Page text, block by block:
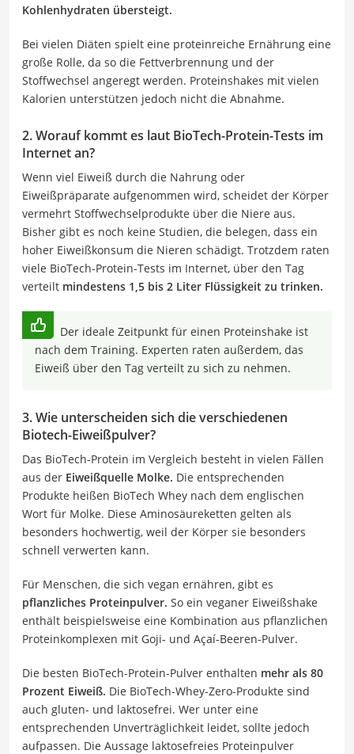
Kohlenhydraten übersteigt.
Bei vielen Diäten spielt eine proteinreiche Ernährung eine
große Rolle, da so die Fettverbrennung und der
Stoffwechsel angeregt werden. Proteinshakes mit vielen
Kalorien unterstützen jedoch nicht die Abnahme.
2. Worauf kommt es laut BioTech-Protein-Tests im
Internet an?
Wenn viel Eiweiß durch die Nahrung oder
Eiweißpräparate aufgenommen wird, scheidet der Körper
vermehrt Stoffwechselprodukte über die Niere aus.
Bisher gibt es noch keine Studien, die belegen, dass ein
hoher Eiweißkonsum die Nieren schädigt. Trotzdem raten
viele BioTech-Protein-Tests im Internet, über den Tag
verteilt mindestens 1,5 bis 2 Liter Flüssigkeit zu trinken.
Der ideale Zeitpunkt für einen Proteinshake ist
nach dem Training. Experten raten außerdem, das
Eiweiß über den Tag verteilt zu sich zu nehmen.
3. Wie unterscheiden sich die verschiedenen
Biotech-Eiweißpulver?
Das BioTech-Protein im Vergleich besteht in vielen Fällen
aus der Eiweißquelle Molke. Die entsprechenden
Produkte heißen BioTech Whey nach dem englischen
Wort für Molke. Diese Aminosäureketten gelten als
besonders hochwertig, weil der Körper sie besonders
schnell verwerten kann.
Für Menschen, die sich vegan ernähren, gibt es
pflanzliches Proteinpulver. So ein veganer Eiweißshake
enthält beispielsweise eine Kombination aus pflanzlichen
Proteinkomplexen mit Goji- und Açaí-Beeren-Pulver.
Die besten BioTech-Protein-Pulver enthalten mehr als 80
Prozent Eiweiß. Die BioTech-Whey-Zero-Produkte sind
auch gluten- und laktosefrei. Wer unter eine
entsprechenden Unverträglichkeit leidet, sollte jedoch
aufpassen. Die Aussage laktosefreies Proteinpulver